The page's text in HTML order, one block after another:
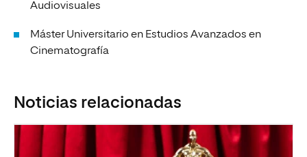
Audiovisuales
Máster Universitario en Estudios Avanzados en
Cinematografía
Noticias relacionadas